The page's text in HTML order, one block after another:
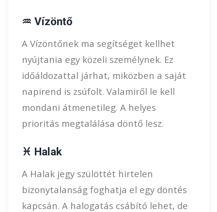
♒ Vízöntő
A Vízöntőnek ma segítséget kellhet
nyújtania egy közeli személynek. Ez
időáldozattal járhat, miközben a saját
napirend is zsúfolt. Valamiről le kell
mondani átmenetileg. A helyes
prioritás megtalálása döntő lesz.
♓ Halak
A Halak jegy szülöttét hirtelen
bizonytalanság foghatja el egy döntés
kapcsán. A halogatás csábító lehet, de